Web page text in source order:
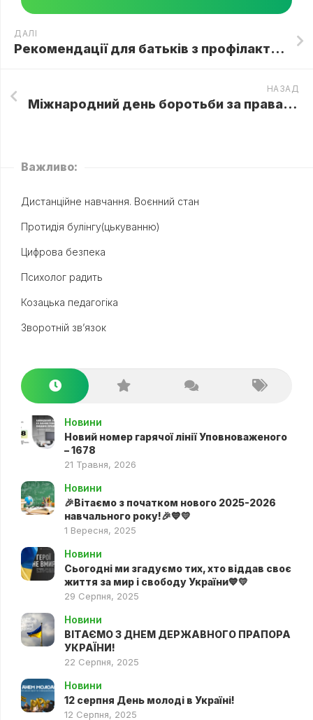
ДАЛІ
Рекомендації для батьків з профілактики суїцидальної поведінки дітей та підлітків
НАЗАД
Міжнародний день боротьби за права інвалідів
Важливо:
Дистанційне навчання. Воєнний стан
Протидія булінгу(цькуванню)
Цифрова безпека
Психолог радить
Козацька педагогіка
Зворотній зв’язок
Новини
Новий номер гарячої лінії Уповноваженого
– 1678
21 Травня, 2026
Новини
🎉Вітаємо з початком нового 2025-2026
навчального року!🎉💙💛
1 Вересня, 2025
Новини
Сьогодні ми згадуємо тих, хто віддав своє
життя за мир і свободу України💙💛
29 Серпня, 2025
Новини
ВІТАЄМО З ДНЕМ ДЕРЖАВНОГО ПРАПОРА
УКРАЇНИ!
22 Серпня, 2025
Новини
12 серпня День молоді в Україні!
12 Серпня, 2025